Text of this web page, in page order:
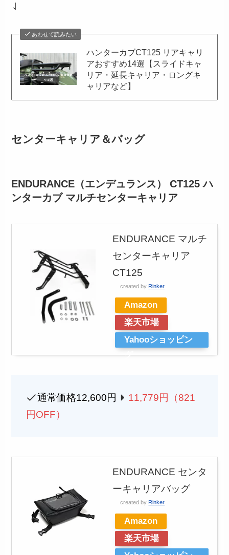
⇃
あわせて読みたい
ハンターカブCT125 リアキャリ
アおすすめ14選【スライドキャ
リア・延長キャリア・ロングキ
ャリアなど】
センターキャリア＆バッグ
ENDURANCE（エンデュランス） CT125 ハ
ンターカブ マルチセンターキャリア
ENDURANCE マルチ
センターキャリア
CT125
created by Rinker
Amazon
楽天市場
Yahooショッピン
グ
通常価格12,600円
11,779円（821
円OFF）
ENDURANCE センタ
ーキャリアバッグ
created by Rinker
Amazon
楽天市場